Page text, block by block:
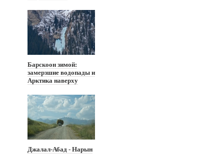
Барскоон зимой:
замерзшие водопады и
Арктика наверху
Джалал-Абад - Нарын